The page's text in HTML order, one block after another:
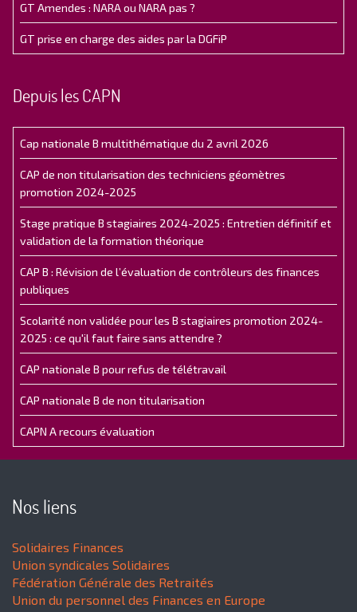
GT Amendes : NARA ou NARA pas ?
GT prise en charge des aides par la DGFiP
Depuis les CAPN
Cap nationale B multithématique du 2 avril 2026
CAP de non titularisation des techniciens géomètres
promotion 2024-2025
Stage pratique B stagiaires 2024-2025 : Entretien définitif et
validation de la formation théorique
CAP B : Révision de l’évaluation de contrôleurs des finances
publiques
Scolarité non validée pour les B stagiaires promotion 2024-
2025 : ce qu'il faut faire sans attendre ?
CAP nationale B pour refus de télétravail
CAP nationale B de non titularisation
CAPN A recours évaluation
Nos liens
Solidaires Finances
Union syndicales Solidaires
Fédération Générale des Retraités
Union du personnel des Finances en Europe